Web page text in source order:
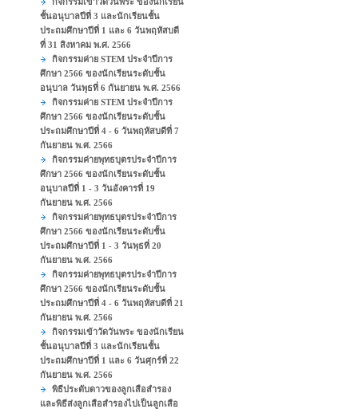
ชั้นอนุบาลปีที่ 3 และนักเรียนชั้น
ประถมศึกษาปีที่ 1 และ 6 วันพฤหัสบดี
ที่ 31 สิงหาคม พ.ศ. 2566
กิจกรรมค่าย STEM ประจำปีการ
ศึกษา 2566 ของนักเรียนระดับชั้น
อนุบาล วันพุธที่ 6 กันยายน พ.ศ. 2566
กิจกรรมค่าย STEM ประจำปีการ
ศึกษา 2566 ของนักเรียนระดับชั้น
ประถมศึกษาปีที่ 4 - 6 วันพฤหัสบดีที่ 7
กันยายน พ.ศ. 2566
กิจกรรมค่ายพุทธบุตรประจำปีการ
ศึกษา 2566 ของนักเรียนระดับชั้น
อนุบาลปีที่ 1 - 3 วันอังคารที่ 19
กันยายน พ.ศ. 2566
กิจกรรมค่ายพุทธบุตรประจำปีการ
ศึกษา 2566 ของนักเรียนระดับชั้น
ประถมศึกษาปีที่ 1 - 3 วันพุธที่ 20
กันยายน พ.ศ. 2566
กิจกรรมค่ายพุทธบุตรประจำปีการ
ศึกษา 2566 ของนักเรียนระดับชั้น
ประถมศึกษาปีที่ 4 - 6 วันพฤหัสบดีที่ 21
กันยายน พ.ศ. 2566
กิจกรรมเข้าวัดวันพระ ของนักเรียน
ชั้นอนุบาลปีที่ 3 และนักเรียนชั้น
ประถมศึกษาปีที่ 1 และ 6 วันศุกร์ที่ 22
กันยายน พ.ศ. 2566
พิธีประดับดาวของลูกเสือสำรอง
และพิธีส่งลูกเสือสำรองไปเป็นลูกเสือ